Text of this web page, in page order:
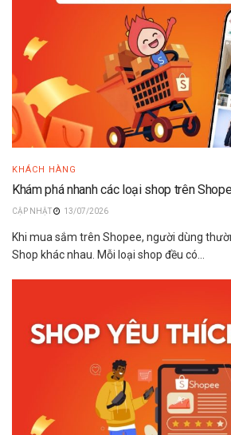
KHÁCH HÀNG
Khám phá nhanh các loại shop trên
13/07/2026
Khi mua sắm trên Shopee, người dùng
Shop khác nhau. Mỗi loại shop đều có...